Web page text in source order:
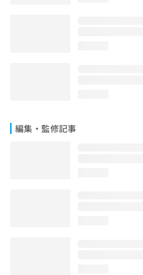
編集・監修記事